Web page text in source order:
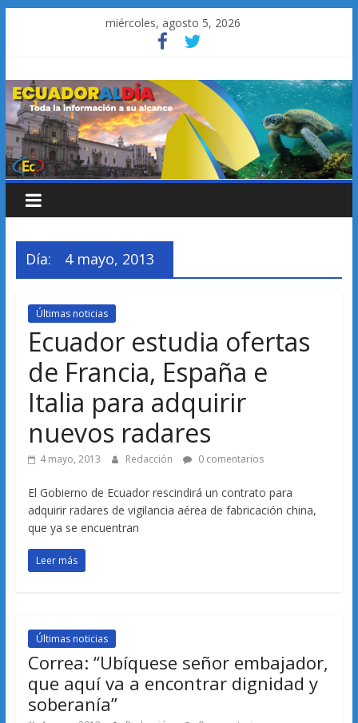
miércoles, agosto 5, 2026
Día: 4 mayo, 2013
Últimas noticias
Ecuador estudia ofertas
de Francia, España e
Italia para adquirir
nuevos radares
4 mayo, 2013 Redacción 0 comentarios
El Gobierno de Ecuador rescindirá un contrato para
adquirir radares de vigilancia aérea de fabricación china,
que ya se encuentran
Leer más
Últimas noticias
Correa: “Ubíquese señor embajador,
que aquí va a encontrar dignidad y
soberanía”